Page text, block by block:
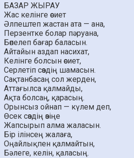
БАЗАР ЖЫРАУ
Жас келінге өсиет
Әлпештеп жастан ата — ана,
Перзентке болар пәруана,
Бөпелеп бағар баласын.
Айтайын аздап насихат,
Келінге болсын өсиет,
Серлетіп сөздің шамасын.
Сақтанбасаң сол жерден,
Аттағылса қалмайды,
Ақта болсаң, қарасың.
Орынсыз ойнап — күлем деп,
Өсек сөздің өзіңе
Жапсырып алма жаласын.
Бір ілінсең жалаға,
Оңайлықпен қалмайтын,
Бәлеге, келін, қаласың.